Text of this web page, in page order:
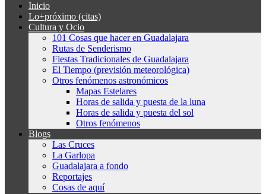
Inicio
Lo+próximo (citas)
Cultura y Ocio
101 Cosas que hacer en Guadalajara
Rutas de Senderismo
Fiestas Tradicionales de Guadalajara
El Tiempo (previsión meteorológica)
Otros fenómenos astronómicos
Mapas Estelares
Horas de salida y puesta de la luna
Horas de salida y puesta del sol
Otros fenómenos
Blogs
Las Cruces
La Garlopa
Guadalajara a fondo
Reportajes
Cosas de aquí